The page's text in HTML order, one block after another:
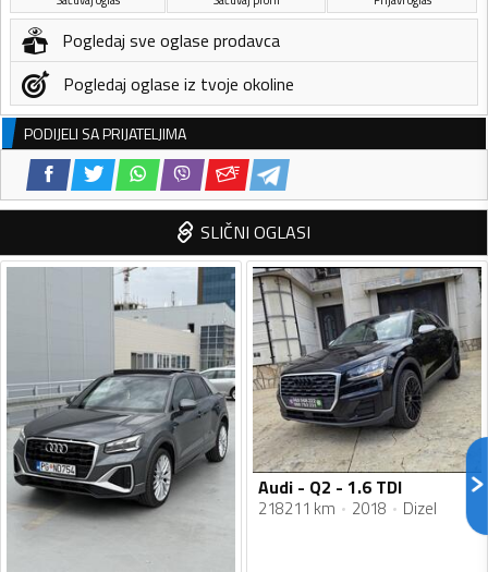
Pogledaj sve oglase prodavca
Pogledaj oglase iz tvoje okoline
PODIJELI SA PRIJATELJIMA
SLIČNI OGLASI
Audi - Q2 - 1.6 TDI
218211 km 2018 Dizel